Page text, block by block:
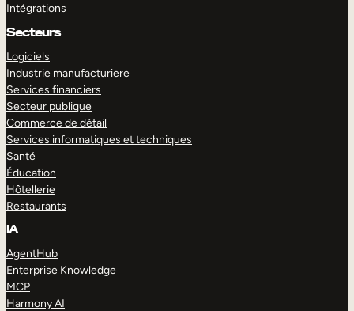
Intégrations
Secteurs
Logiciels
Industrie manufacturiere
Services financiers
Secteur publique
Commerce de détail
Services informatiques et techniques
Santé
Éducation
Hôtellerie
Restaurants
IA
AgentHub
Enterprise Knowledge
MCP
Harmony AI